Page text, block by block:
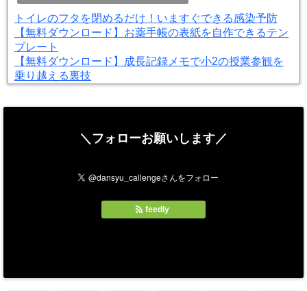
トイレのフタを閉めるだけ！いますぐできる感染予防
【無料ダウンロード】お薬手帳の表紙を自作できるテン
プレート
【無料ダウンロード】成長記録メモで小2の授業参観を
乗り越える裏技
＼フォローお願いします／
feedly